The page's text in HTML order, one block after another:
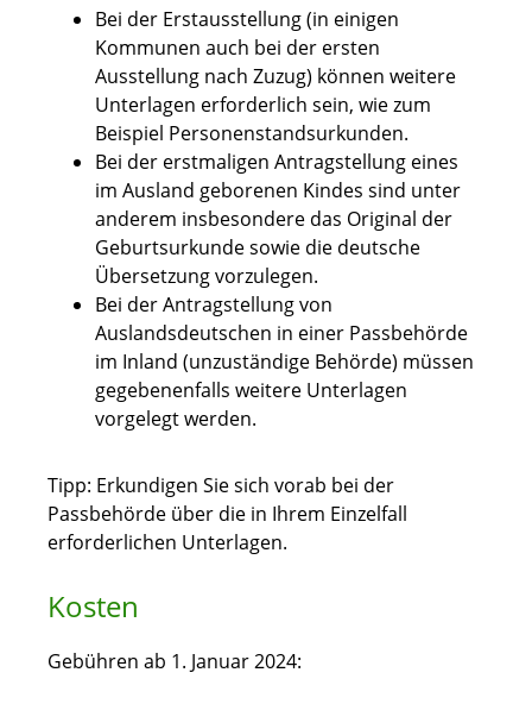
Bei der Erstausstellung (in einigen
Kommunen auch bei der ersten
Ausstellung nach Zuzug) können weitere
Unterlagen erforderlich sein, wie zum
Beispiel Personenstandsurkunden.
Bei der erstmaligen Antragstellung eines
im Ausland geborenen Kindes sind unter
anderem insbesondere das Original der
Geburtsurkunde sowie die deutsche
Übersetzung vorzulegen.
Bei der Antragstellung von
Auslandsdeutschen in einer Passbehörde
im Inland (unzuständige Behörde) müssen
gegebenenfalls weitere Unterlagen
vorgelegt werden.
Tipp: Erkundigen Sie sich vorab bei der
Passbehörde über die in Ihrem Einzelfall
erforderlichen Unterlagen.
Kosten
Gebühren ab 1. Januar 2024: